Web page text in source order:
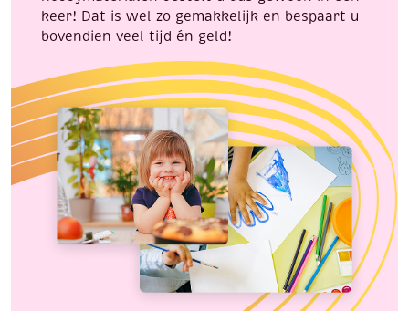
keer! Dat is wel zo gemakkelijk en bespaart u
bovendien veel tijd én geld!